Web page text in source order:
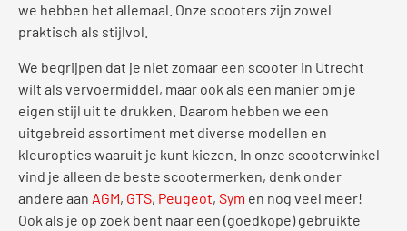
we hebben het allemaal. Onze scooters zijn zowel
praktisch als stijlvol.
We begrijpen dat je niet zomaar een scooter in Utrecht
wilt als vervoermiddel, maar ook als een manier om je
eigen stijl uit te drukken. Daarom hebben we een
uitgebreid assortiment met diverse modellen en
kleuropties waaruit je kunt kiezen. In onze scooterwinkel
vind je alleen de beste scootermerken, denk onder
andere aan AGM, GTS, Peugeot, Sym en nog veel meer!
Ook als je op zoek bent naar een (goedkope) gebruikte